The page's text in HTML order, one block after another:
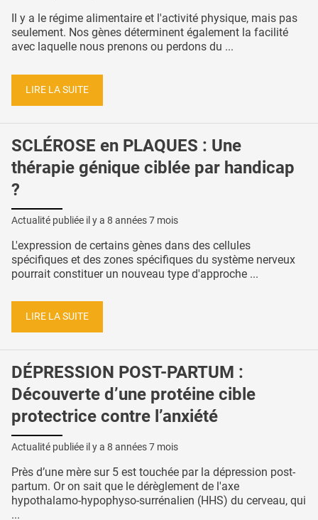
Il y a le régime alimentaire et l'activité physique, mais pas
seulement. Nos gènes déterminent également la facilité
avec laquelle nous prenons ou perdons du ...
LIRE LA SUITE
SCLÉROSE en PLAQUES : Une
thérapie génique ciblée par handicap
?
Actualité publiée il y a 8 années 7 mois
L'expression de certains gènes dans des cellules
spécifiques et des zones spécifiques du système nerveux
pourrait constituer un nouveau type d'approche ...
LIRE LA SUITE
DÉPRESSION POST-PARTUM :
Découverte d’une protéine cible
protectrice contre l’anxiété
Actualité publiée il y a 8 années 7 mois
Près d’une mère sur 5 est touchée par la dépression post-
partum. Or on sait que le dérèglement de l'axe
hypothalamo-hypophyso-surrénalien (HHS) du cerveau, qui
...